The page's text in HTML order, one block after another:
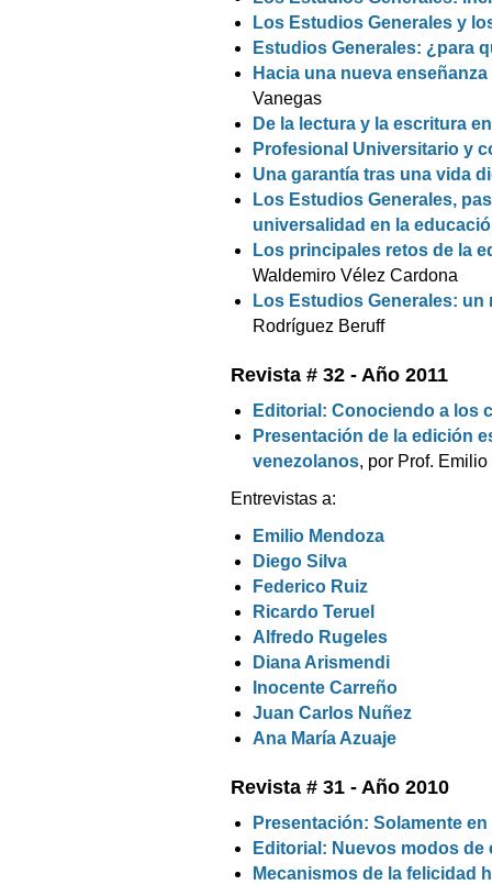
Los Estudios Generales y
Estudios Generales: ¿para
Hacia una nueva
Vanegas
De la lectura y la escritura
Profesional Universitario y
Una garantía tras una vida
Los Estudios Generales,
universalidad en la
Los principales retos de la
Waldemiro Vélez Cardona
Los Estudios Generales:
Rodríguez Beruff
Revista # 32 - Año 2011
Editorial: Conociendo a los
Presentación de la edición
venezolanos, por Prof.
Entrevistas a:
Emilio Mendoza
Diego Silva
Federico Ruiz
Ricardo Teruel
Alfredo Rugeles
Diana Arismendi
Inocente Carreño
Juan Carlos Nuñez
Ana María Azuaje
Revista # 31 - Año 2010
Presentación: Solamente en
Editorial: Nuevos modos
Mecanismos de la felicidad